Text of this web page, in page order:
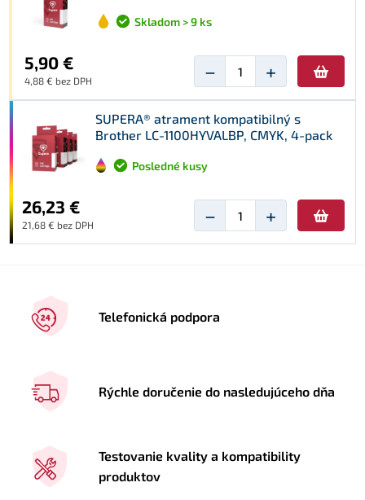
Skladom > 9 ks
5,90 €
4,88 € bez DPH − +
SUPERA® atrament kompatibilný s
Brother LC-1100HYVALBP, CMYK, 4-pack
Posledné kusy
26,23 €
21,68 € bez DPH − +
Telefonická podpora
Rýchle doručenie do nasledujúceho dňa
Testovanie kvality a kompatibility
produktov